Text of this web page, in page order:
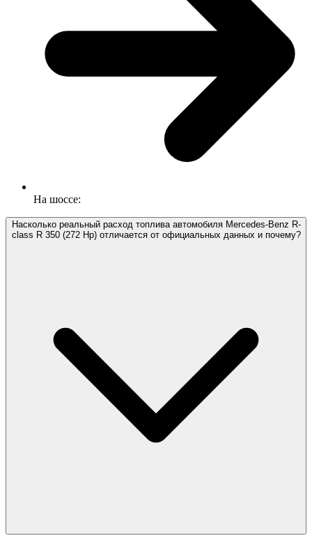
На шоссе:
Насколько реальный расход топлива автомобиля Mercedes-Benz R-
class R 350 (272 Hp) отличается от официальных данных и почему?